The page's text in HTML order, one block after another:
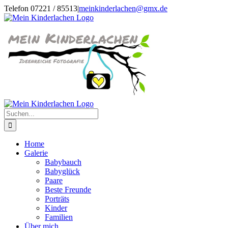
Zum
Inhalt
Telefon 07221 / 85513|meinkinderlachen@gmx.de
Facebook
Instagram
Suche
nach:
Home
Galerie
Babybauch
Babyglück
Paare
Beste Freunde
Porträts
Kinder
Familien
Über mich